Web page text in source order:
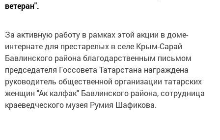
ветеран".
За активную работу в рамках этой акции в доме-
интернате для престарелых в селе Крым-Сарай
Бавлинского района благодарственным письмом
председателя Госсовета Татарстана награждена
руководитель общественной организации татарских
женщин "Ак калфак" Бавлинского района, сотрудница
краеведческого музея Румия Шафикова.